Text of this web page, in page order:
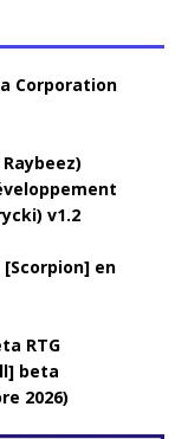
Corporation
v1.2
en
RTG
beta
2026)